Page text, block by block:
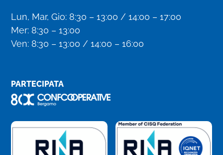
Lun, Mar, Gio: 8:30 – 13:00 / 14:00 – 17:00
Mer: 8:30 – 13:00
Ven: 8:30 – 13:00 / 14:00 – 16:00
PARTECIPATA